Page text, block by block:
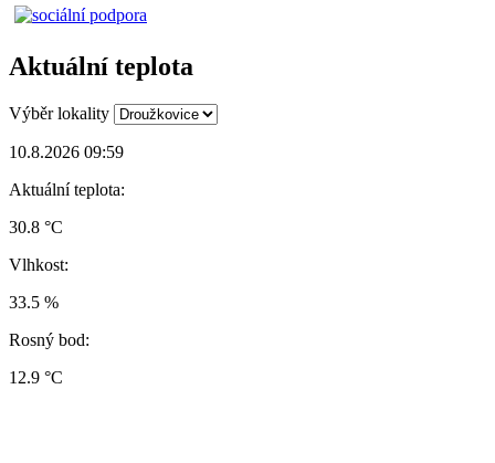
Aktuální teplota
Výběr lokality
10.8.2026 09:59
Aktuální teplota:
30.8 °C
Vlhkost:
33.5 %
Rosný bod:
12.9 °C